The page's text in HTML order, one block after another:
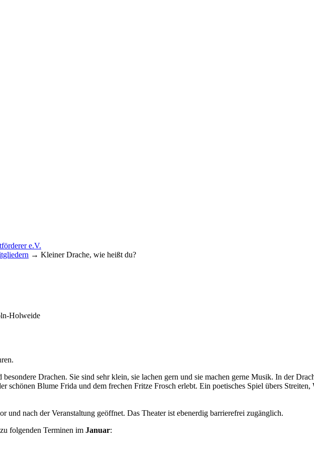
e.V.
→ Kleiner Drache, wie heißt du?
Holweide
Drachen. Sie sind sehr klein, sie lachen gern und sie machen gerne Musik. In der
schönen Blume Frida und dem frechen Fritze Frosch erlebt. Ein poetisches Spiel übers Streiten,
und nach der Veranstaltung geöffnet. Das Theater ist ebenerdig barrierefrei zugänglich.
zu folgenden Terminen im Januar: